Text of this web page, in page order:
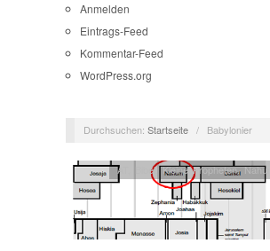
Anmelden
Eintrags-Feed
Kommentar-Feed
WordPress.org
Durchsuchen: Startseite / Babylonier
AT Bibel,Kleine Propheten,Nahum